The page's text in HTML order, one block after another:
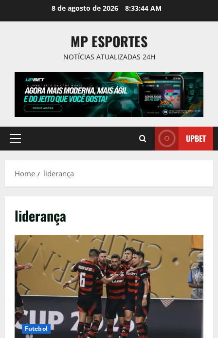
8 de agosto de 2026 8:33:45 AM
MP ESPORTES
NOTÍCIAS ATUALIZADAS 24H
Primary
UPBET
Home liderança
liderança
Futebol